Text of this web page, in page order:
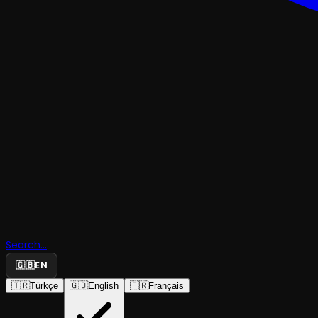
Search...
🇬🇧EN
🇹🇷Türkçe 🇬🇧English 🇫🇷Français
Caz Quartet